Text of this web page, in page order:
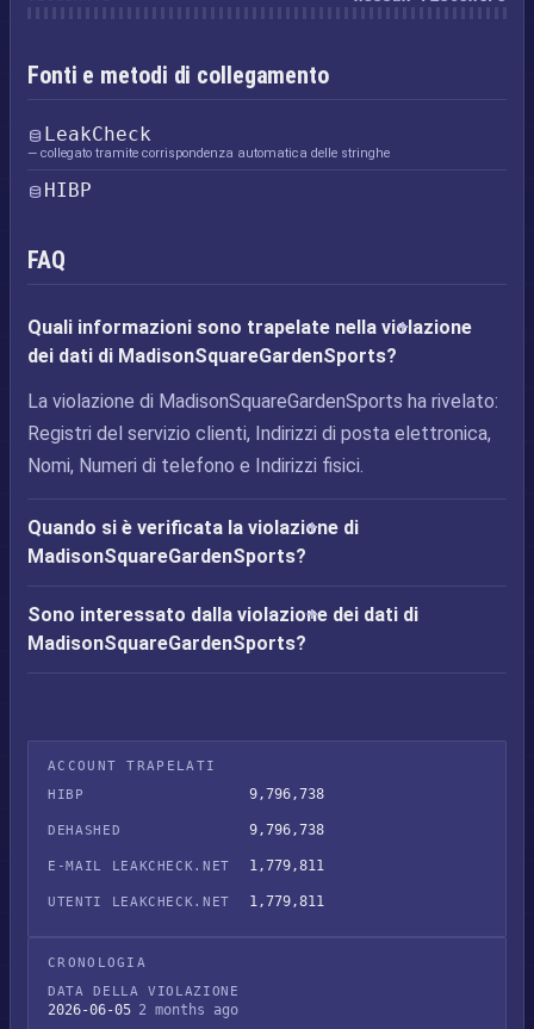
Fonti e metodi di collegamento
LeakCheck
— collegato tramite corrispondenza automatica delle stringhe
HIBP
FAQ
Quali informazioni sono trapelate nella violazione
dei dati di MadisonSquareGardenSports?
La violazione di MadisonSquareGardenSports ha rivelato:
Registri del servizio clienti, Indirizzi di posta elettronica,
Nomi, Numeri di telefono e Indirizzi fisici.
Quando si è verificata la violazione di
MadisonSquareGardenSports?
Sono interessato dalla violazione dei dati di
MadisonSquareGardenSports?
ACCOUNT TRAPELATI
HIBP
9,796,738
DEHASHED 9,796,738
E-MAIL LEAKCHECK.NET 1,779,811
UTENTI LEAKCHECK.NET 1,779,811
CRONOLOGIA
DATA DELLA VIOLAZIONE
2026-06-05 2 months ago